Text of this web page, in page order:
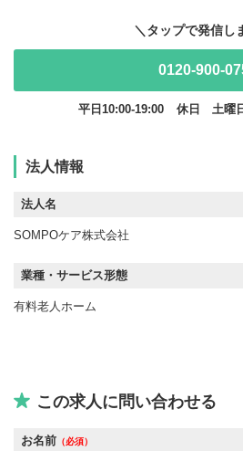
0120-900-
平日10:00-19:00 休日 土曜
法人情報
法人名
SOMPOケア株式会社
業種・サービス形態
有料老人ホーム
この求人に問い合わせる
お名前 （必須）